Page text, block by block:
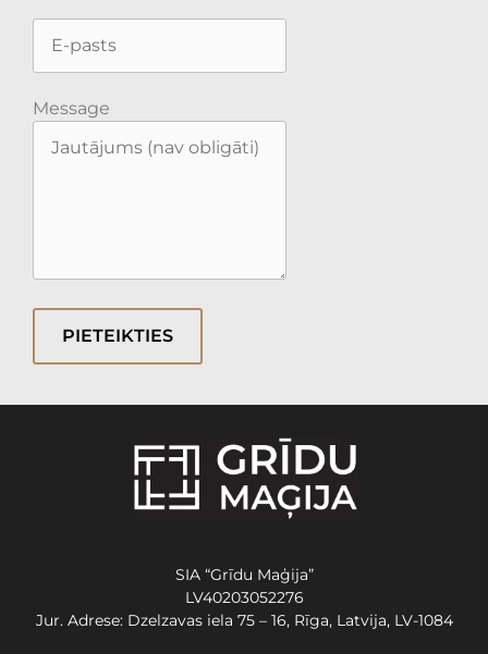
Message
PIETEIKTIES
SIA “Grīdu Maģija”
LV40203052276
Jur. Adrese: Dzelzavas iela 75 – 16, Rīga, Latvija, LV-1084